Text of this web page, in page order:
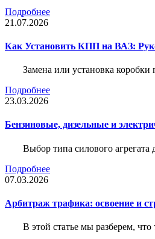
Подробнее
21.07.2026
Как Установить КПП на ВАЗ:
Замена или установка
Подробнее
23.03.2026
Бензиновые, дизельные и
Выбор типа силового агрегата
Подробнее
07.03.2026
Арбитраж трафика: освоение и
В этой статье мы разберем, что